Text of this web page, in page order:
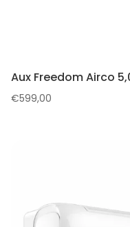
Aux Freedom Airco
€599,00